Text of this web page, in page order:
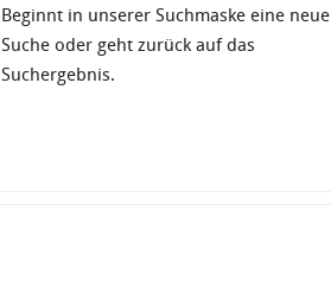
Beginnt in unserer Suchmaske eine neue
Suche oder geht zurück auf das
Suchergebnis.